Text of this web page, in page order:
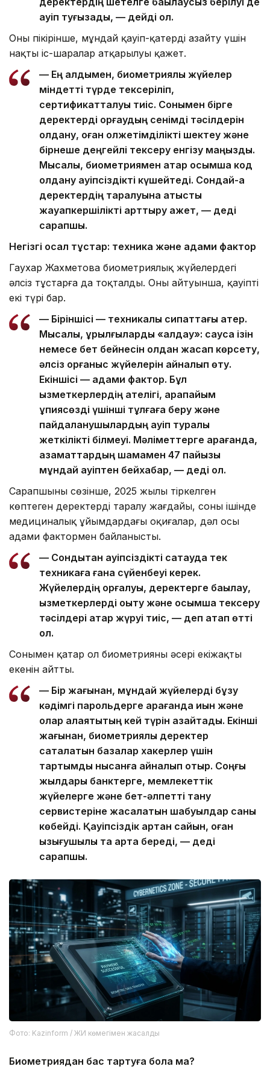
қауіп туғызады, — дейді ол.
Оның пікірінше, мұндай қауіп-қатерді азайту үшін
нақты іс-шаралар атқарылуы қажет.
— Ең алдымен, биометриялық жүйелер
міндетті түрде тексеріліп,
сертификатталуы тиіс. Сонымен бірге
деректерді қорғаудың сенімді тәсілдерін
қолдану, оған қолжетімділікті шектеу және
бірнеше деңгейлі тексеру енгізу маңызды.
Мысалы, биометриямен қатар қосымша код
қолдану қауіпсіздікті күшейтеді. Сондай-ақ
деректердің таралуына қатысты
жауапкершілікті арттыру қажет, — деді
сарапшы.
Негізгі осал тұстар: техника және адами фактор
Гаухар Жахметова биометриялық жүйелердегі
әлсіз тұстарға да тоқталды. Оның айтуынша, қауіптің
екі түрі бар.
— Біріншісі — техникалық сипаттағы қатер.
Мысалы, құрылғыларды «алдау»: саусақ ізін
немесе бет бейнесін қолдан жасап көрсету,
әлсіз қорғаныс жүйелерін айналып өту.
Екіншісі — адами фактор. Бұл
қызметкерлердің қателігі, қарапайым
құпиясөзді үшінші тұлғаға беру және
пайдаланушылардың қауіп туралы
жеткілікті білмеуі. Мәліметтерге қарағанда,
азаматтардың шамамен 47 пайызы
мұндай қауіптен бейхабар, — деді ол.
Сарапшының сөзінше, 2025 жылы тіркелген
көптеген деректердің таралу жағдайы, соның ішінде
медициналық ұйымдардағы оқиғалар, дәл осы
адами фактормен байланысты.
— Сондықтан қауіпсіздікті сақтауда тек
техникаға ғана сүйенбеуі керек.
Жүйелердің қорғалуы, деректерге бақылау,
қызметкерлерді оқыту және қосымша тексеру
тәсілдері қатар жүруі тиіс, — деп атап өтті
ол.
Сонымен қатар ол биометрияның әсері екіжақты
екенін айтты.
— Бір жағынан, мұндай жүйелерді бұзу
кәдімгі парольдерге қарағанда қиын және
олар алаяқтықтың кей түрін азайтады. Екінші
жағынан, биометриялық деректер
сақталатын базалар хакерлер үшін
тартымды нысанға айналып отыр. Соңғы
жылдары банктерге, мемлекеттік
жүйелерге және бет-әлпетті тану
сервистеріне жасалатын шабуылдар саны
көбейді. Қауіпсіздік артқан сайын, оған
қызығушылық та арта береді, — деді
сарапшы.
Фото: Kazinform / ЖИ көмегімен жасалды
Биометриядан бас тартуға бола ма?